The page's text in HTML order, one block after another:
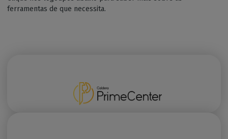
ferramentas de que necessita.